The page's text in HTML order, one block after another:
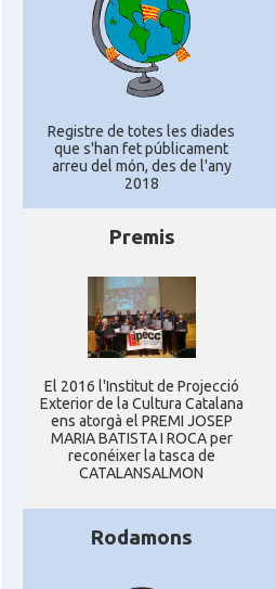
Registre de totes les diades
que s'han fet públicament
arreu del món, des de l'any
2018
Premis
El 2016 l'Institut de Projecció
Exterior de la Cultura Catalana
ens atorgà el PREMI JOSEP
MARIA BATISTA I ROCA per
reconéixer la tasca de
CATALANSALMON
Rodamons